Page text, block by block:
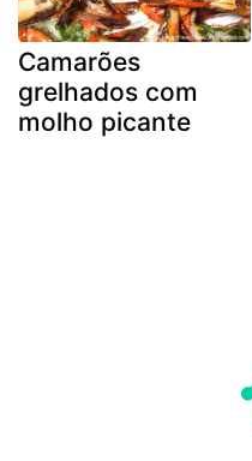
Camarões
grelhados com
molho picante